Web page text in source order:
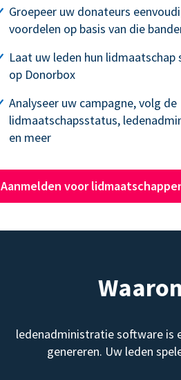
Groepeer uw donateurs
voordelen op basis van die
Laat uw leden hun lidmaatschap
op Donorbox
Analyseer uw campagne, volg de
lidmaatschapsstatus,
en meer
Aanmelden voor
ledenadministratie software is
genereren. Uw leden